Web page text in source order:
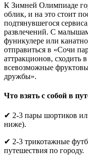
К Зимней Олимпиаде
облик, и на это стоит
подтянувшегося
развлечений. С
фуникулере или
отправиться в «Сочи
аттракционов, сходить
всевозможные
дружбы».
Что взять с собой в
✔ 2-3 пары шортиков
ниже).
✔ 2-3 трикотажные
путешествия по городу.